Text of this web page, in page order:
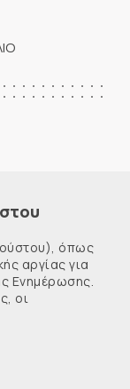
όπως
αργίας για
Ενημέρωσης.
οι